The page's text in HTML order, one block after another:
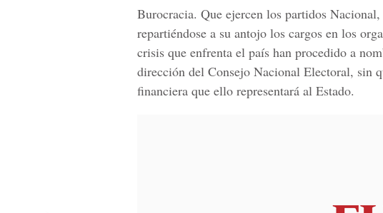
Burocracia. Que ejercen los partidos
repartiéndose a su antojo los cargos en los
crisis que enfrenta el país han procedido a
dirección del Consejo Nacional Electoral, sin
financiera que ello representará al Estado.